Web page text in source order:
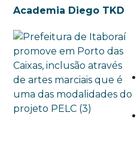
Academia Diego TKD